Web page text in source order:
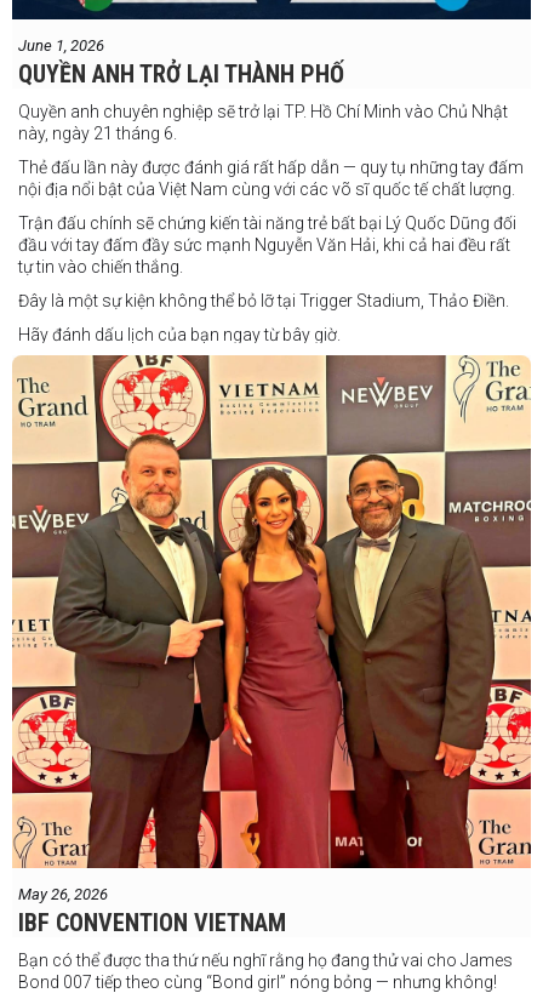
June 1, 2026
QUYỀN ANH TRỞ LẠI THÀNH PHỐ
Quyền anh chuyên nghiệp sẽ trở lại TP. Hồ Chí Minh vào Chủ Nhật
này, ngày 21 tháng 6.
Thẻ đấu lần này được đánh giá rất hấp dẫn — quy tụ những tay đấm
nội địa nổi bật của Việt Nam cùng với các võ sĩ quốc tế chất lượng.
Trận đấu chính sẽ chứng kiến tài năng trẻ bất bại Lý Quốc Dũng đối
đầu với tay đấm đầy sức mạnh Nguyễn Văn Hải, khi cả hai đều rất
tự tin vào chiến thắng.
Đây là một sự kiện không thể bỏ lỡ tại Trigger Stadium, Thảo Điền.
Hãy đánh dấu lịch của bạn ngay từ bây giờ.
Thông tin cập nhật sẽ sớm được công bố.
May 26, 2026
IBF CONVENTION VIETNAM
Bạn có thể được tha thứ nếu nghĩ rằng họ đang thử vai cho James
Bond 007 tiếp theo cùng “Bond girl” nóng bỏng — nhưng không!